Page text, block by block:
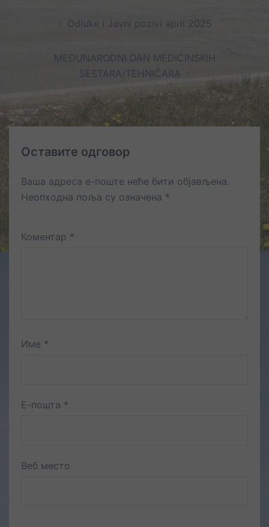
navigationOdluke i Javni pozivi april 2025
MEĐUNARODNI DAN MEDICINSKIH
SESTARA/TEHNIČARA
Оставите одговор
Ваша адреса е-поште неће бити објављена.
Неопходна поља су означена *
Коментар *
Име *
Е-пошта *
Веб место